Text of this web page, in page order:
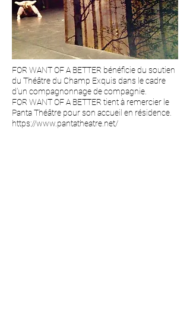
FOR WANT OF A BETTER bénéficie du soutien
du Théâtre du Champ Exquis dans le cadre
d'un compagnonnage de compagnie.
​FOR WANT OF A BETTER tient à remercier le
Panta Théâtre pour son accueil en résidence.
https://www.pantatheatre.net/